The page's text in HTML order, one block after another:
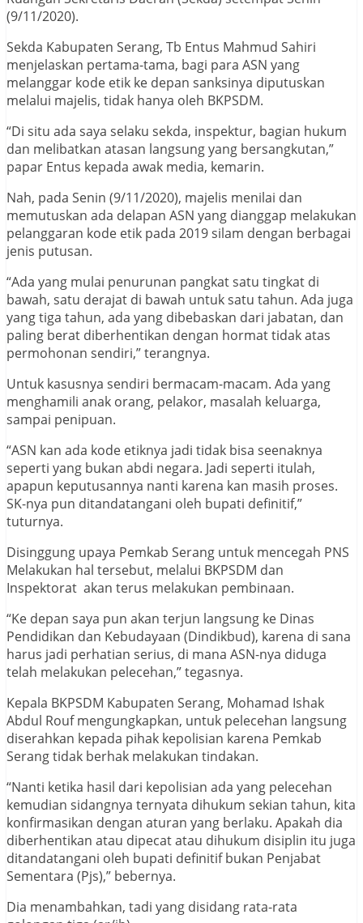
(9/11/2020).
Sekda Kabupaten Serang, Tb Entus Mahmud Sahiri
menjelaskan pertama-tama, bagi para ASN yang
melanggar kode etik ke depan sanksinya diputuskan
melalui majelis, tidak hanya oleh BKPSDM.
“Di situ ada saya selaku sekda, inspektur, bagian hukum
dan melibatkan atasan langsung yang bersangkutan,”
papar Entus kepada awak media, kemarin.
Nah, pada Senin (9/11/2020), majelis menilai dan
memutuskan ada delapan ASN yang dianggap melakukan
pelanggaran kode etik pada 2019 silam dengan berbagai
jenis putusan.
“Ada yang mulai penurunan pangkat satu tingkat di
bawah, satu derajat di bawah untuk satu tahun. Ada juga
yang tiga tahun, ada yang dibebaskan dari jabatan, dan
paling berat diberhentikan dengan hormat tidak atas
permohonan sendiri,” terangnya.
Untuk kasusnya sendiri bermacam-macam. Ada yang
menghamili anak orang, pelakor, masalah keluarga,
sampai penipuan.
“ASN kan ada kode etiknya jadi tidak bisa seenaknya
seperti yang bukan abdi negara. Jadi seperti itulah,
apapun keputusannya nanti karena kan masih proses.
SK-nya pun ditandatangani oleh bupati definitif,”
tuturnya.
Disinggung upaya Pemkab Serang untuk mencegah PNS
Melakukan hal tersebut, melalui BKPSDM dan
Inspektorat akan terus melakukan pembinaan.
“Ke depan saya pun akan terjun langsung ke Dinas
Pendidikan dan Kebudayaan (Dindikbud), karena di sana
harus jadi perhatian serius, di mana ASN-nya diduga
telah melakukan pelecehan,” tegasnya.
Kepala BKPSDM Kabupaten Serang, Mohamad Ishak
Abdul Rouf mengungkapkan, untuk pelecehan langsung
diserahkan kepada pihak kepolisian karena Pemkab
Serang tidak berhak melakukan tindakan.
“Nanti ketika hasil dari kepolisian ada yang pelecehan
kemudian sidangnya ternyata dihukum sekian tahun, kita
konfirmasikan dengan aturan yang berlaku. Apakah dia
diberhentikan atau dipecat atau dihukum disiplin itu juga
ditandatangani oleh bupati definitif bukan Penjabat
Sementara (Pjs),” bebernya.
Dia menambahkan, tadi yang disidang rata-rata